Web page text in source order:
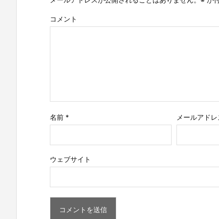
コメント
名前 * メールアド
ウェブサイト